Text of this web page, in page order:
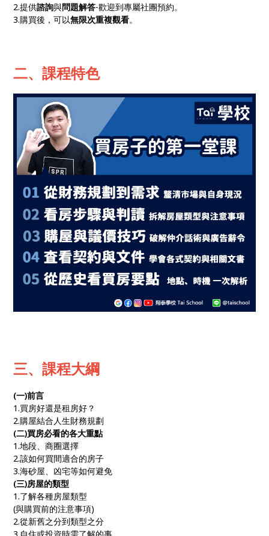
2.提供諮詢與問題解答-歡迎到專屬社團預約。
3.購買後，可以無限次重複觀看。
二、課程特色
三、課程大綱
(一)前言
1.買房好還是租房好？
2.購屋結合人生財務規劃
(二)買房必看的各大重點
1.地段、商圈選擇
2.該如何買間適合的房子
3.海砂屋、凶宅等如何避免
(三)房屋的類型
1.了解各種房屋類型
(與購買前的注意事項)
2.從新舊之分到類型之分